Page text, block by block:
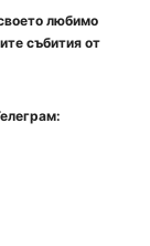
любимо
събития от